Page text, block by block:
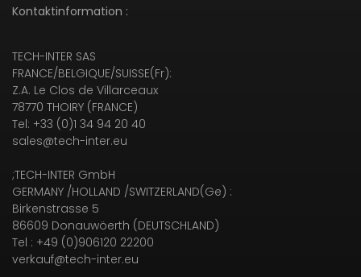
Kontaktinformation :
TECH-INTER SAS
FRANCE/BELGIQUE/SUISSE(Fr):
Z.A. Le Clos de Villarceaux
78770 THOIRY (FRANCE)
Tel: +33 (0)1 34 94 20 40
sales@tech-inter.eu
;TECH-INTER GmbH
GERMANY /HOLLAND /SWITZERLAND(Ge) :
Birkenstrasse 5
86609 Donauwöerth (DEUTSCHLAND)
Tel : +49 (0)906120 22200
verkauf@tech-inter.eu